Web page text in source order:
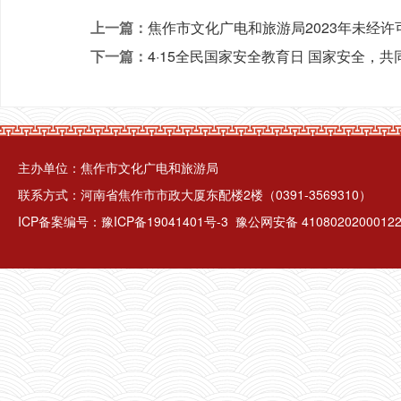
上一篇： 焦作市文化广电和旅游局2023年未经
下一篇： 4·15全民国家安全教育日 国家安全，共
主办单位：焦作市文化广电和旅游局
联系方式：河南省焦作市市政大厦东配楼2楼（0391-3569310）
ICP备案编号： 豫ICP备19041401号-3 豫公网安备